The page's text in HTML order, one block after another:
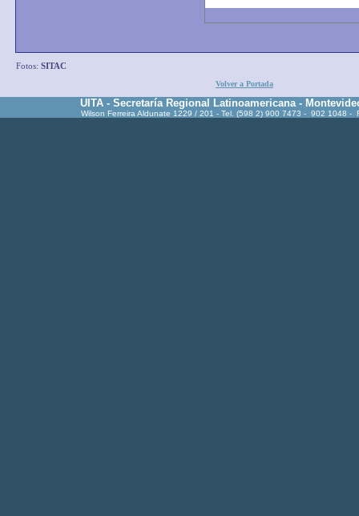
Fotos: SITAC
Volver a Portada
UITA - Secretaría Regional Latinoamericana -
Wilson Ferreira Aldunate 1229 / 201 - Tel. (598 2) 900 7473 - 902 1048 -